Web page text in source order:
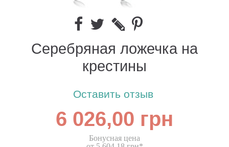
Серебряная ложечка на
крестины
Оставить отзыв
6 026,00 грн
Бонусная цена